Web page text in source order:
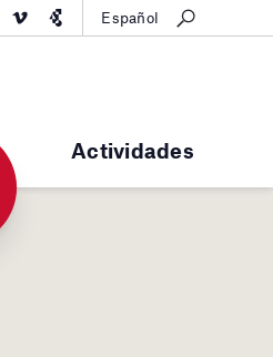
Actividades
Español